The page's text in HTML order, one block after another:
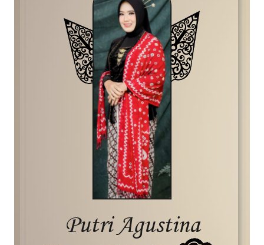
Putri Agustina